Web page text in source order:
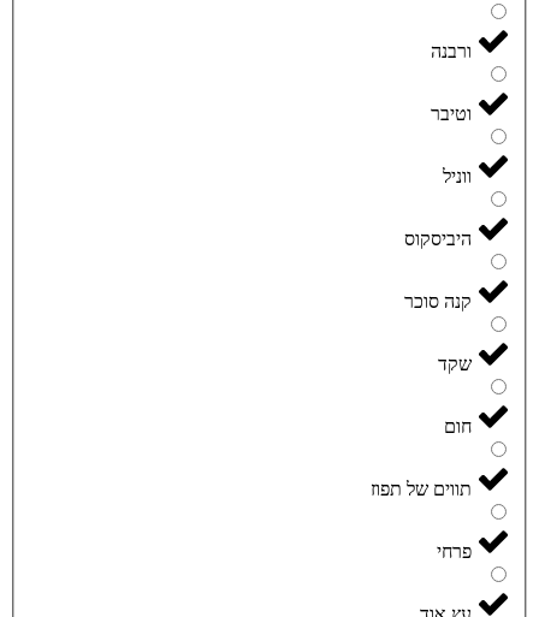
ורבנה
וטיבר
ווניל
היביסקוס
קנה סוכר
שקד
חום
תווים של תפוז
פרחי